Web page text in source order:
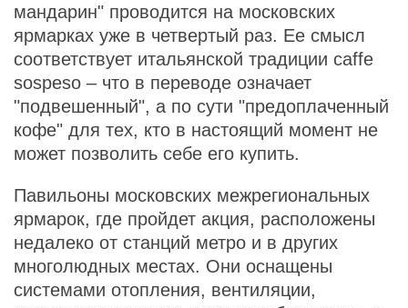
мандарин" проводится на московских
ярмарках уже в четвертый раз. Ее смысл
соответствует итальянской традиции caffe
sospeso – что в переводе означает
"подвешенный", а по сути "предоплаченный
кофе" для тех, кто в настоящий момент не
может позволить себе его купить.
Павильоны московских межрегиональных
ярмарок, где пройдет акция, расположены
недалеко от станций метро и в других
многолюдных местах. Они оснащены
системами отопления, вентиляции,